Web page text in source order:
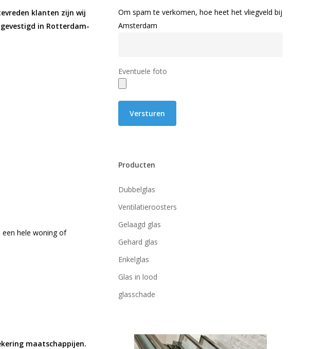
klanten zijn wij
in Rotterdam-
een hele woning of
maatschappijen.
Om spam te verkomen, hoe heet het vliegveld bij
Amsterdam
Eventuele foto
Producten
Dubbelglas
Ventilatieroosters
Gelaagd glas
Gehard glas
Enkelglas
Glas in lood
glasschade